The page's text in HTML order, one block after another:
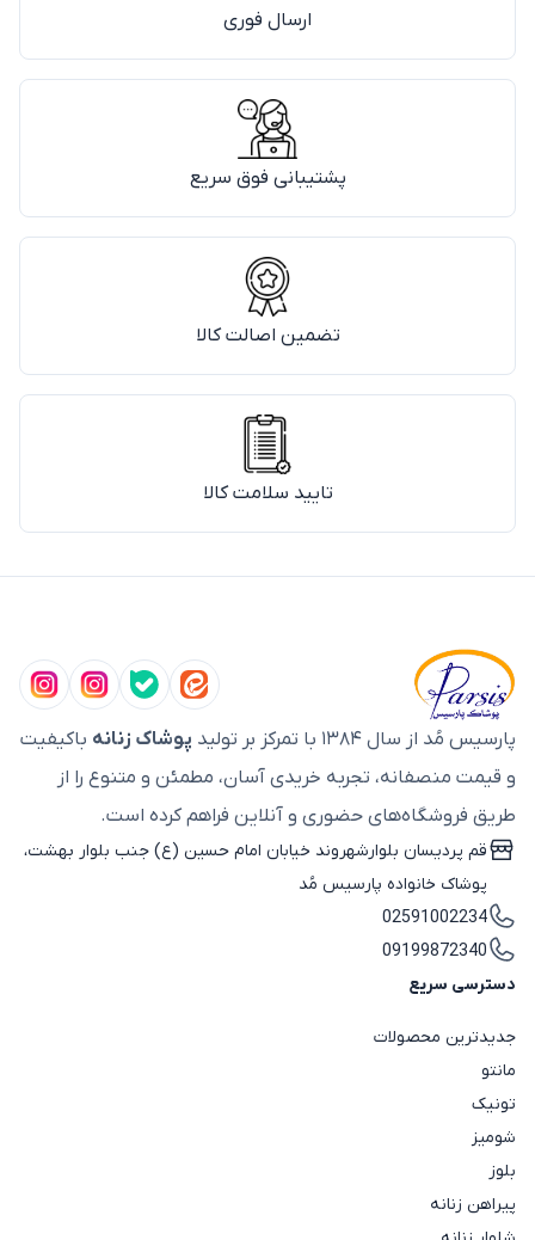
ارسال فوری
پشتیبانی فوق سریع
تضمین اصالت کالا
تایید سلامت کالا
پارسیس مُد از سال ۱۳۸۴ با تمرکز بر تولید پوشاک زنانه باکیفیت
و قیمت منصفانه، تجربه خریدی آسان، مطمئن و متنوع را از
طریق فروشگاه‌های حضوری و آنلاین فراهم کرده است.
قم پردیسان بلوارشهروند خیابان امام حسین (ع) جنب بلوار بهشت،
پوشاک خانواده پارسیس مُد
02591002234
09199872340
دسترسی سریع
جدیدترین محصولات
مانتو
تونیک
شومیز
بلوز
پیراهن زنانه